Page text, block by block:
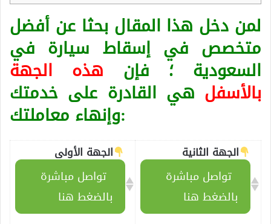
لمن دخل هذا المقال بحثا عن أفضل
متخصص في إسقاط سيارة في
السعودية ؛ فإن هذه الجهة
بالأسفل هي القادرة على خدمتك
وإنهاء معاملتك:
الجهة الأولى
تواصل مباشرة
بالضغط هنا
الجهة الثانية
تواصل مباشرة
بالضغط هنا